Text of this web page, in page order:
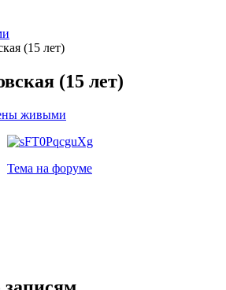
(15 лет)
(15 лет)
живыми
Тема на форуме